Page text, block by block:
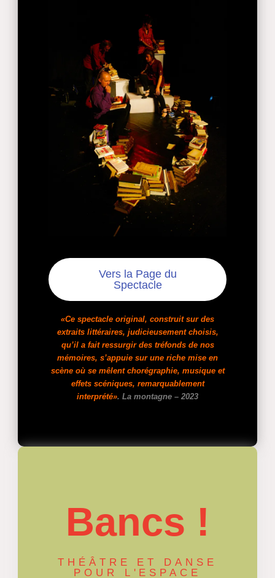
Vers la Page du
Spectacle
«Ce spectacle original, construit sur des
extraits littéraires, judicieusement choisis,
qu’il a fait ressurgir des tréfonds de nos
mémoires, s’appuie sur une riche mise en
scène où se mêlent chorégraphie, musique et
effets scéniques, remarquablement
interprété». La montagne – 2023
Bancs !
THÉÂTRE ET DANSE
POUR L'ESPACE